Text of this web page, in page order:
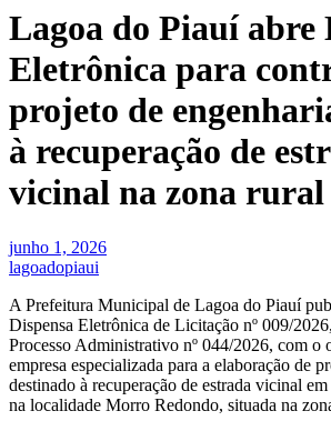
Lagoa do Piauí abre
Eletrônica para
projeto de
à recuperação de
vicinal na zona rural
junho 1, 2026
lagoadopiaui
A Prefeitura Municipal de Lagoa do Piauí
Dispensa Eletrônica de Licitação nº 009/
Processo Administrativo nº 044/2026, com o
empresa especializada para a elaboração de
destinado à recuperação de estrada vicinal
na localidade Morro Redondo, situada na